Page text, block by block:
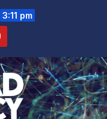
3:11 pm